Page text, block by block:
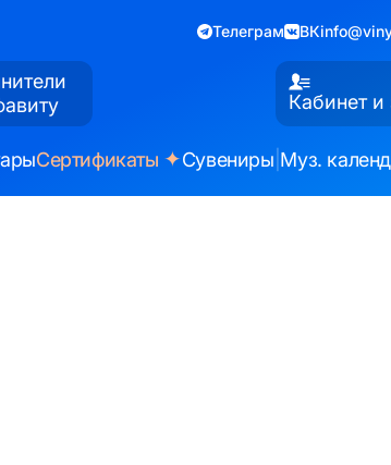
Телеграм ВК
Кабинет и
Сертификаты ✦Сувениры Муз.